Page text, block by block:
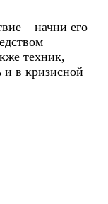
– начни его
техник,
и в кризисной